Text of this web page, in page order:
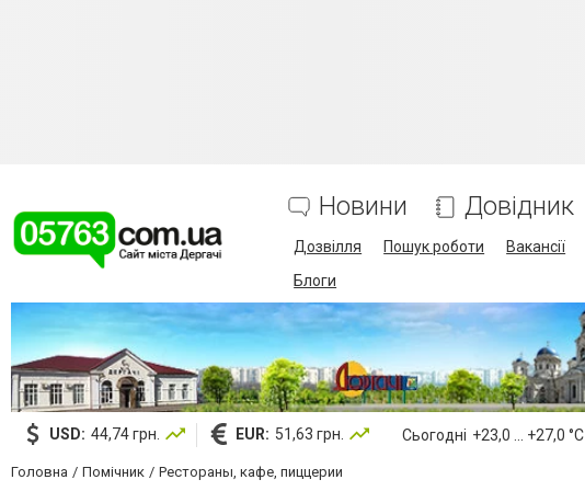
Новини Довідник
Дозвілля Пошук роботи Вакансії
Блоги
USD: 44,74 грн. EUR: 51,63 грн. Сьогодні +23,0 ... +27,0 °С
Головна Помічник Рестораны, кафе, пиццерии